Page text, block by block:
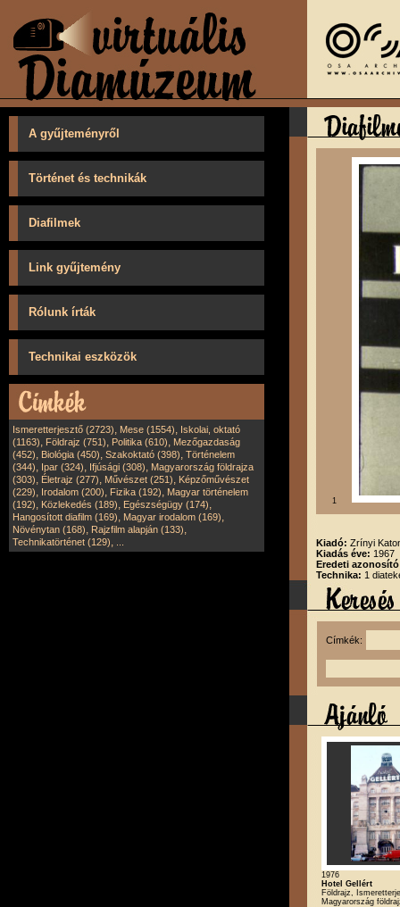
A gyűjteményről
Történet és technikák
Diafilmek
Link gyűjtemény
Rólunk írták
Technikai eszközök
Ismeretterjesztő (2723), Mese (1554), Iskolai, oktató
(1163), Földrajz (751), Politika (610), Mezőgazdaság
(452), Biológia (450), Szakoktató (398), Történelem
(344), Ipar (324), Ifjúsági (308), Magyarország földrajza
(303), Életrajz (277), Művészet (251), Képzőművészet
(229), Irodalom (200), Fizika (192), Magyar történelem
(192), Közlekedés (189), Egészségügy (174),
Hangosított diafilm (169), Magyar irodalom (169),
Növénytan (168), Rajzfilm alapján (133),
Technikatörténet (129),
1
Kiadó: Zrínyi
Kiadás éve: 1967
Eredeti
Technika: 1
Címkék:
1976
Hotel Gellért
Földrajz,
Magyarország